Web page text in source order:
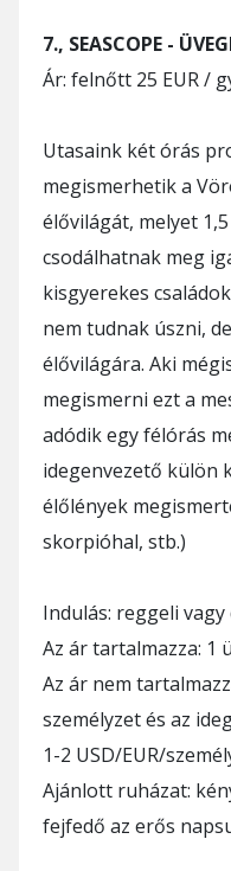
7., SEASCOPE -
Ár: felnőtt 25 EUR /
Utasaink két órás
megismerhetik a
élővilágát, melyet
csodálhatnak meg
kisgyerekes
nem tudnak úszni,
élővilágára. Aki
megismerni ezt a
adódik egy félórás
idegenvezető külön
élőlények
skorpióhal, stb.)
Indulás: reggeli
Az ár tartalmazza: 1
Az ár nem
személyzet és az
1-2 USD/EUR/
Ajánlott ruházat:
fejfedő az erős